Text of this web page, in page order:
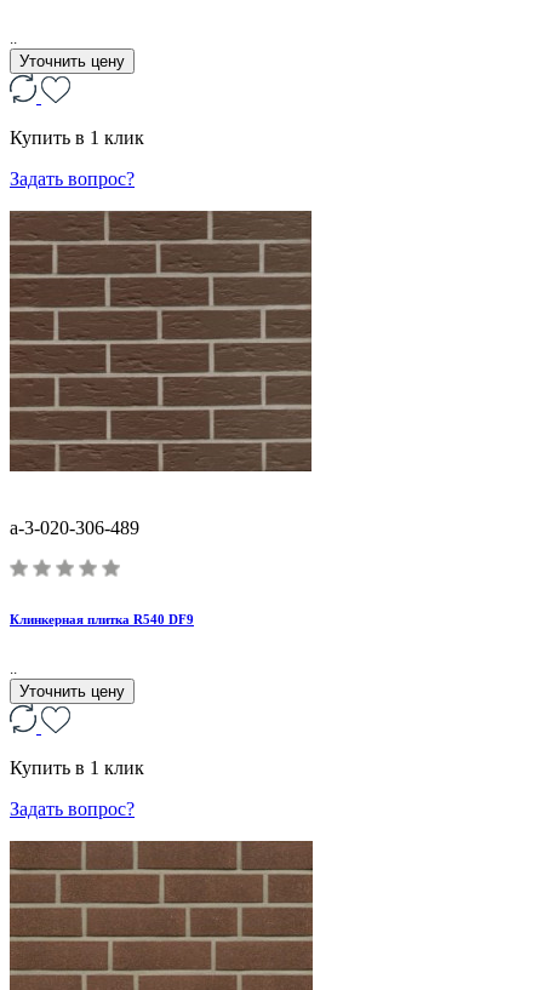
Уточнить цену
Купить в 1 клик
Задать вопрос?
a-3-020-306-489
Клинкерная плитка R540 DF9
Уточнить цену
Купить в 1 клик
Задать вопрос?